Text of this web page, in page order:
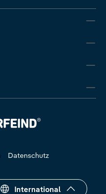
Datenschutz
International